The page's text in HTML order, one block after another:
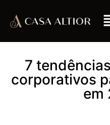
7
corporativos
em